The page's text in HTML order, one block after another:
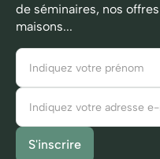
de séminaires, nos
maisons...